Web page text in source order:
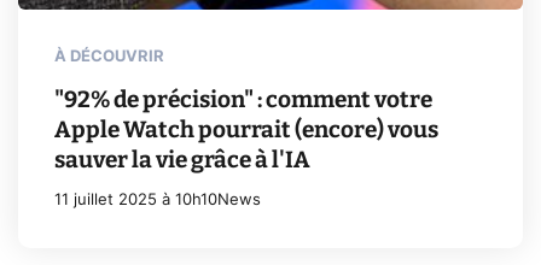
À DÉCOUVRIR
"92% de précision" : comment votre
Apple Watch pourrait (encore) vous
sauver la vie grâce à l'IA
11 juillet 2025 à 10h10News